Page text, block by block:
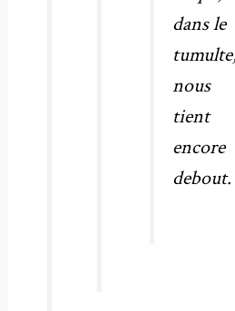
dans le
nous
tient
encore
debout.